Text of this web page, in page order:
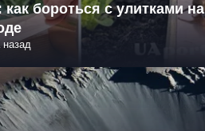
как бороться с улитками на
назад